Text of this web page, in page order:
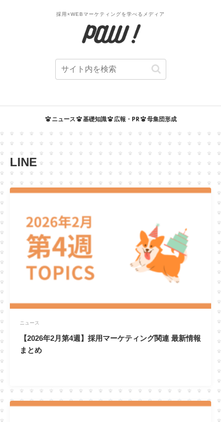
採用×WEBマーケティングを学べるメディア
ニュース 基礎知識 広報・PR 母集団形成
LINE
ニュース
【2026年2月第4週】採用マーケティング関連 最新情報
まとめ